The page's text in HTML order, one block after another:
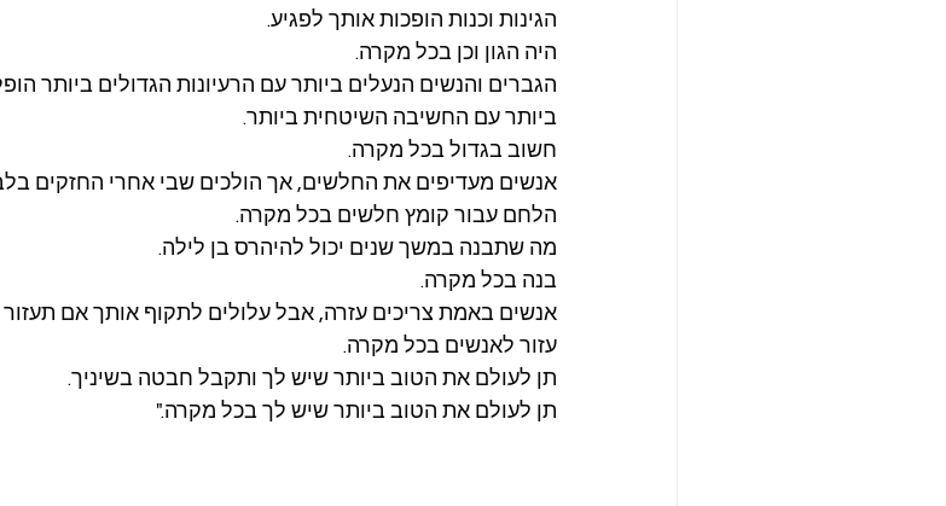
הגינות וכנות הופכות אותך לפגיע.
היה הגון וכן בכל מקרה.
הגברים והנשים הנעלים ביותר עם הרעיונות הגדולים ביותר
ביותר עם החשיבה השיטחית ביותר.
חשוב בגדול בכל מקרה.
אנשים מעדיפים את החלשים, אך הולכים שבי אחרי החזקים
הלחם עבור קומץ חלשים בכל מקרה.
מה שתבנה במשך שנים יכול להיהרס בן לילה.
בנה בכל מקרה.
אנשים באמת צריכים עזרה, אבל עלולים לתקוף אותך אם
עזור לאנשים בכל מקרה.
תן לעולם את הטוב ביותר שיש לך ותקבל חבטה בשיניך.
תן לעולם את הטוב ביותר שיש לך בכל מקרה."